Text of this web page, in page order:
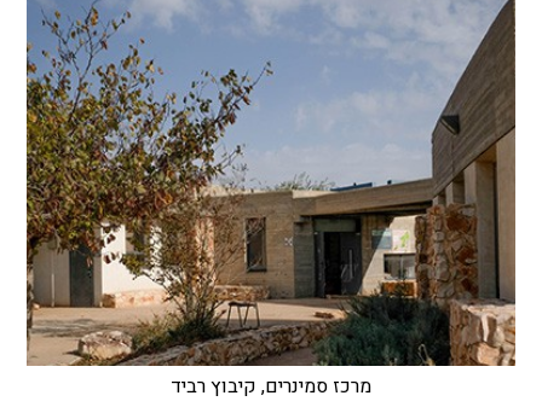
מרכז סמינרים, קיבוץ רביד